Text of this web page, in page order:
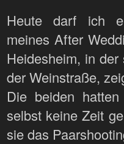
Heute darf ich
meines After
Heidesheim, in
der Weinstraße,
Die beiden
selbst keine Zeit
sie das